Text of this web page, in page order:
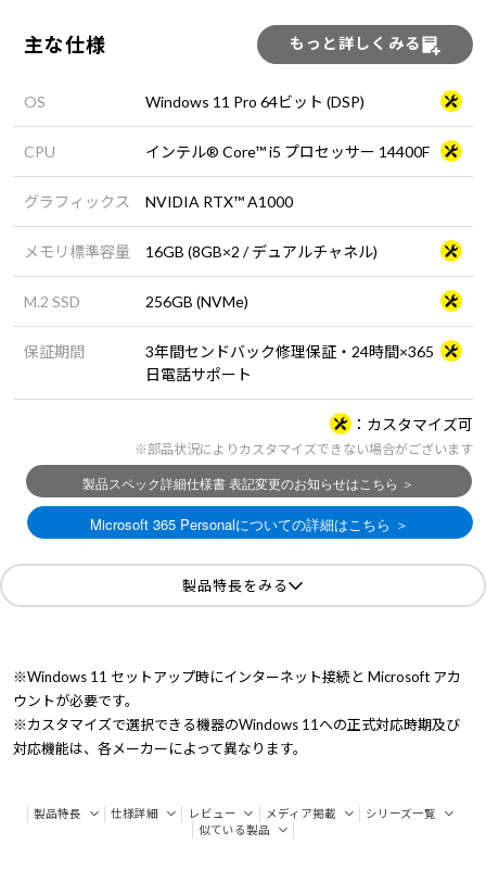
主な仕様 もっと詳しくみる
OS Windows 11 Pro 64ビット (DSP)
CPU インテル® Core™ i5 プロセッサー 14400F
グラフィックス NVIDIA RTX™ A1000
メモリ標準容量 16GB (8GB×2 / デュアルチャネル)
M.2 SSD 256GB (NVMe)
保証期間
3年間センドバック修理保証・24時間×365
日電話サポート
カスタマイズ可
※部品状況によりカスタマイズできない場合がございます
製品特長をみる
※Windows 11 セットアップ時にインターネット接続と Microsoft アカ
ウントが必要です。
※カスタマイズで選択できる機器のWindows 11への正式対応時期及び
対応機能は、各メーカーによって異なります。
製品特長 仕様詳細 レビュー メディア掲載
シリーズ一覧
似ている製品